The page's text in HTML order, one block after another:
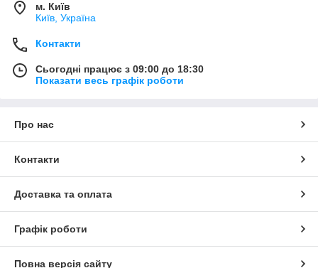
м. Київ
Київ, Україна
Контакти
Сьогодні працює з 09:00 до 18:30
Показати весь графік роботи
Про нас
Контакти
Доставка та оплата
Графік роботи
Повна версія сайту